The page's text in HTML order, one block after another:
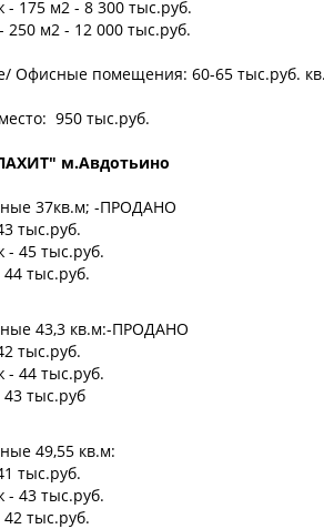
- 175 м2 - 8 300 тыс.руб.
- 12 000 тыс.руб.
Офисные помещения: 60-65 тыс.руб.
950 тыс.руб.
м.Авдотьино
37кв.м; -ПРОДАНО
тыс.руб.
- 45 тыс.руб.
44 тыс.руб.
43,3 кв.м:-ПРОДАНО
тыс.руб.
- 44 тыс.руб.
43 тыс.руб
49,55 кв.м:
тыс.руб.
- 43 тыс.руб.
42 тыс.руб.